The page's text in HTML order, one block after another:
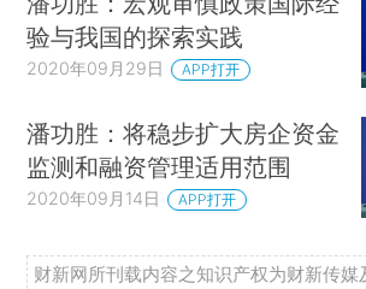
验与我国的探索实践
2020年09月29日 APP打开
潘功胜：将稳步扩大房企资金
监测和融资管理适用范围
2020年09月14日 APP打开
财新网所刊载内容之知识产权为财新传媒